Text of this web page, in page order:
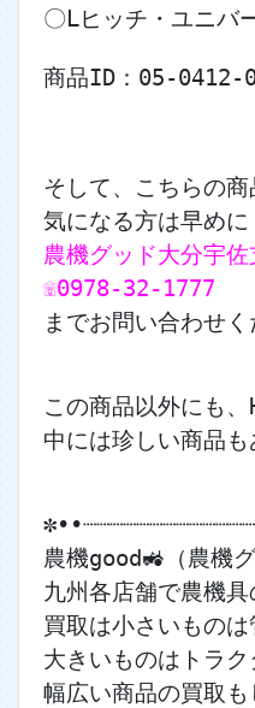
〇Lヒッチ・ユニバ
商品ID：05-0412-
そして、こちらの
気になる方は早めに
農機グッド大分宇佐
☏0978-32-1777
までお問い合わせ
この商品以外にも
中には珍しい商品
農機good🚜（農機
九州各店舗で農機
買取は小さいもの
大きいものはトラ
幅広い商品の買取も